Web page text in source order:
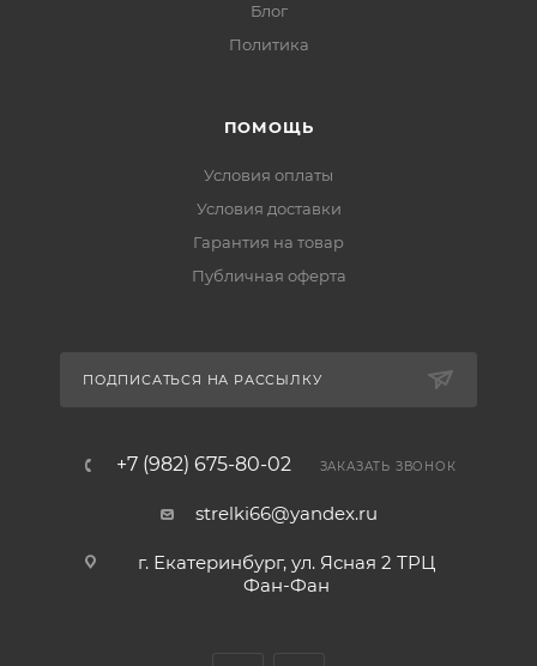
Блог
Политика
ПОМОЩЬ
Условия оплаты
Условия доставки
Гарантия на товар
Публичная оферта
ПОДПИСАТЬСЯ НА РАССЫЛКУ
+7 (982) 675-80-02 ЗАКАЗАТЬ ЗВОНОК
strelki66@yandex.ru
г. Екатеринбург, ул. Ясная 2 ТРЦ
Фан-Фан